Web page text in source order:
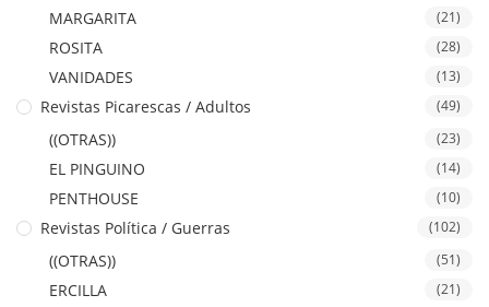
MARGARITA (21)
ROSITA (28)
VANIDADES (13)
Revistas Picarescas / Adultos (49)
((OTRAS)) (23)
EL PINGUINO (14)
PENTHOUSE (10)
Revistas Política / Guerras (102)
((OTRAS)) (51)
ERCILLA (21)